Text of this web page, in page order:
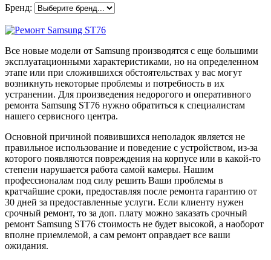
Бренд:
Все новые модели от Samsung производятся с еще большими
эксплуатационными характеристиками, но на определенном
этапе или при сложившихся обстоятельствах у вас могут
возникнуть некоторые проблемы и потребность в их
устранении. Для произведения недорогого и оперативного
ремонта Samsung ST76 нужно обратиться к специалистам
нашего сервисного центра.
Основной причиной появившихся неполадок является не
правильное использование и поведение с устройством, из-за
которого появляются повреждения на корпусе или в какой-то
степени нарушается работа самой камеры. Нашим
профессионалам под силу решить Ваши проблемы в
кратчайшие сроки, предоставляя после ремонта гарантию от
30 дней за предоставленные услуги. Если клиенту нужен
срочный ремонт, то за доп. плату можно заказать срочный
ремонт Samsung ST76 стоимость не будет высокой, а наоборот
вполне приемлемой, а сам ремонт оправдает все ваши
ожидания.